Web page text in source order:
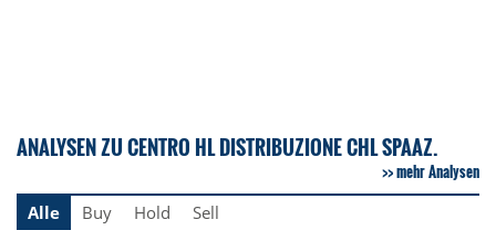
ANALYSEN ZU CENTRO HL DISTRIBUZIONE CHL SPAAZ.
mehr Analysen
Alle
Buy Hold Sell